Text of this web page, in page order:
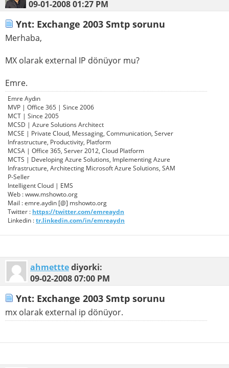
09-01-200801:27 PM
Ynt: Exchange 2003 Smtp sorunu
Merhaba,
MX olarak external IP dönüyor mu?
Emre.
Emre Aydın
MVP | Office 365 | Since 2006
MCT | Since 2005
MCSD | Azure Solutions Architect
MCSE | Private Cloud, Messaging, Communication, Server
Infrastructure, Productivity, Platform
MCSA | Office 365, Server 2012, Cloud Platform
MCTS | Developing Azure Solutions, Implementing Azure
Infrastructure, Architecting Microsoft Azure Solutions, SAM
P-Seller
Intelligent Cloud | EMS
Web : www.mshowto.org
Mail : emre.aydin [@] mshowto.org
Twitter : https://twitter.com/emreaydn
Linkedin :tr.linkedin.com/in/emreaydn
ahmetttediyorki:
09-02-200807:00 PM
Ynt: Exchange 2003 Smtp sorunu
mx olarak external ip dönüyor.